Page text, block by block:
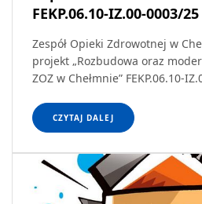
FEKP.06.10-IZ.00-0003/25
Zespół Opieki Zdrowotnej w
projekt „Rozbudowa oraz
ZOZ w Chełmnie” FEKP.06.10-
CZYTAJ DALEJ